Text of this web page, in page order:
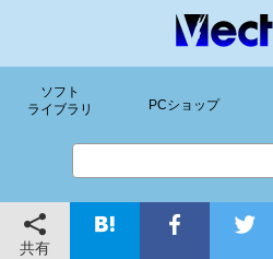
ソフト
ライブラリ
PCショップ
共有